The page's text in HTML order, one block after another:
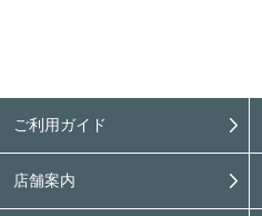
ご利用ガイド
店舗案内